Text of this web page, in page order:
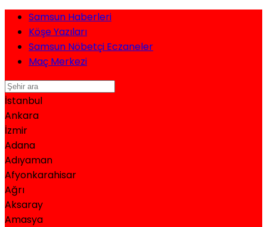
Samsun Haberleri
Köşe Yazıları
Samsun Nöbetçi Eczaneler
Maç Merkezi
İstanbul
Ankara
İzmir
Adana
Adıyaman
Afyonkarahisar
Ağrı
Aksaray
Amasya